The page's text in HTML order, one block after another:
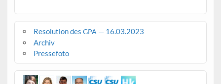
Resolution des GPA — 16.03.2023
Archiv
Pressefoto